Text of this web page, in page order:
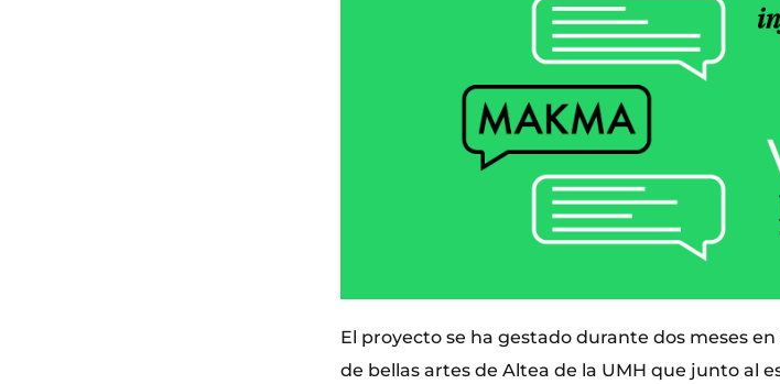
El proyecto se ha gestado durante dos meses
de bellas artes de Altea de la UMH que junto al